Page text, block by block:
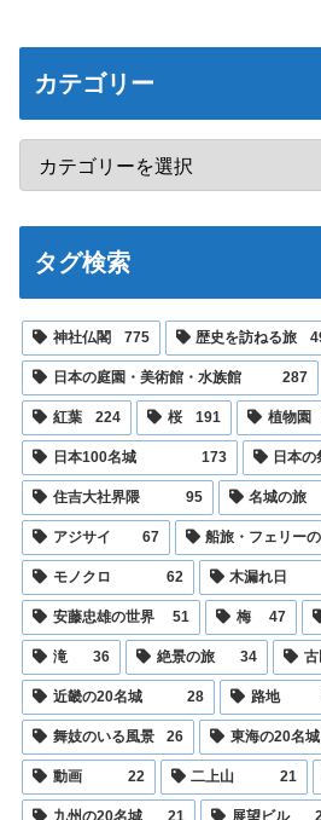
カテゴリー
タグ検索
神社仏閣 775 歴史を訪ねる旅
日本の庭園・美術館・水族館 287
紅葉 224 桜 191 植物園
日本100名城 173 日本
住吉大社界隈 95 名城の旅
アジサイ 67 船旅・フェリー
モノクロ 62 木漏れ日
安藤忠雄の世界 51 梅 47
滝 36 絶景の旅 34
近畿の20名城 28 路地
舞妓のいる風景 26 東海の20名城
動画 22 二上山 21
九州の20名城 21 展望ビル